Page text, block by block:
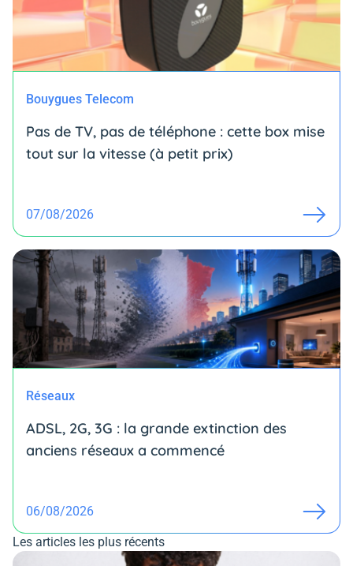
Bouygues Telecom
Pas de TV, pas de téléphone : cette box mise
tout sur la vitesse (à petit prix)
07/08/2026
Réseaux
ADSL, 2G, 3G : la grande extinction des
anciens réseaux a commencé
06/08/2026
Les articles les plus récents